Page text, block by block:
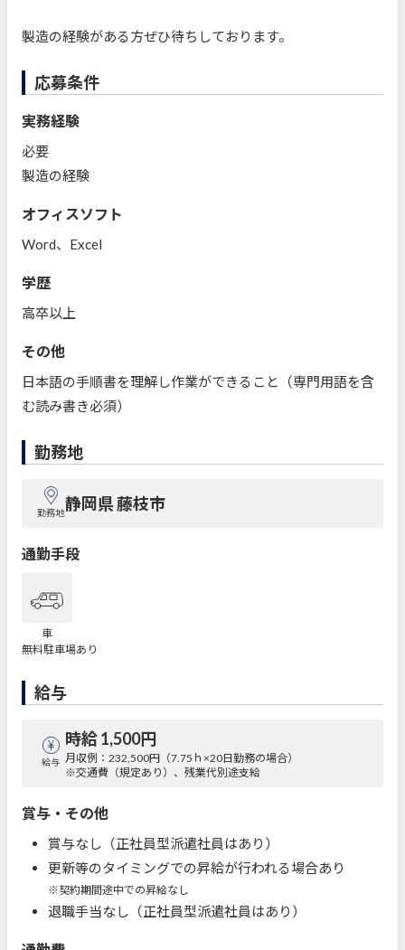
製造の経験がある方ぜひ待ちしております。
応募条件
実務経験
必要
製造の経験
オフィスソフト
Word、Excel
学歴
高卒以上
その他
日本語の手順書を理解し作業ができること（専門用語を含
む読み書き必須）
勤務地
勤務地静岡県 藤枝市
通勤手段
車
無料駐車場あり
給与
給与
時給 1,500円
月収例：232,500円（7.75ｈ×20日勤務の場合）
※交通費（規定あり）、残業代別途支給
賞与・その他
賞与なし（正社員型派遣社員はあり）
更新等のタイミングでの昇給が行われる場合あり
※契約期間途中での昇給なし
退職手当なし（正社員型派遣社員はあり）